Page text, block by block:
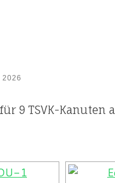
2026
9 TSVK-